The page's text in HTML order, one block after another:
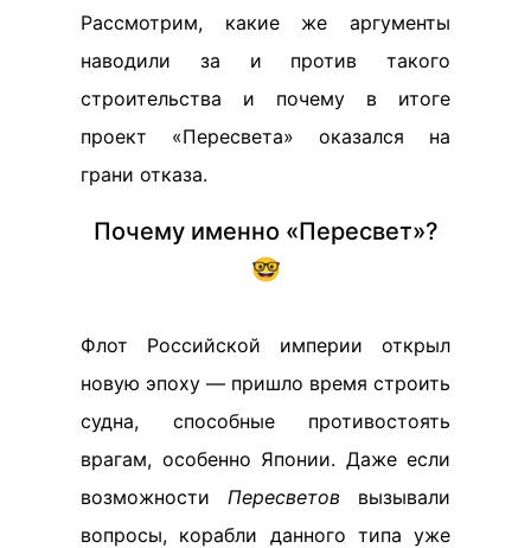
Рассмотрим, какие же аргументы
наводили за и против такого
строительства и почему в итоге
проект «Пересвета» оказался на
грани отказа.
Почему именно «Пересвет»?
🤓
Флот Российской империи открыл
новую эпоху — пришло время строить
судна, способные противостоять
врагам, особенно Японии. Даже если
возможности Пересветов вызывали
вопросы, корабли данного типа уже